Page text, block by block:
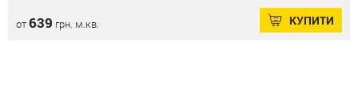
от639 грн. м.кв. КУПИТИ